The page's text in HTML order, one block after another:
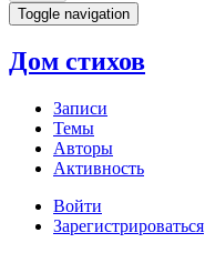
Toggle navigation
Дом стихов
Записи
Темы
Авторы
Активность
Войти
Зарегистрироваться